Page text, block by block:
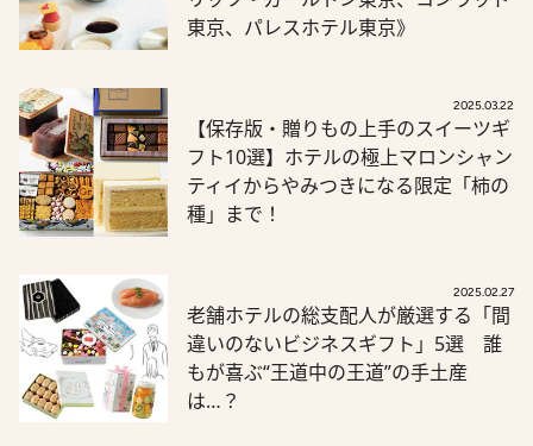
東京、パレスホテル東京》
2025.03.22
【保存版・贈りもの上手のスイーツギ
フト10選】ホテルの極上マロンシャン
ティイからやみつきになる限定「柿の
種」まで！
2025.02.27
老舗ホテルの総支配人が厳選する「間
違いのないビジネスギフト」5選 誰
もが喜ぶ“王道中の王道”の手土産
は…？